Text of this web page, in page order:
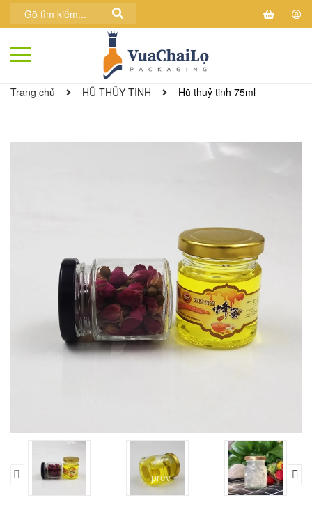
Trang chủ HŨ THỦY TINH Hũ thuỷ tinh 75ml
prev